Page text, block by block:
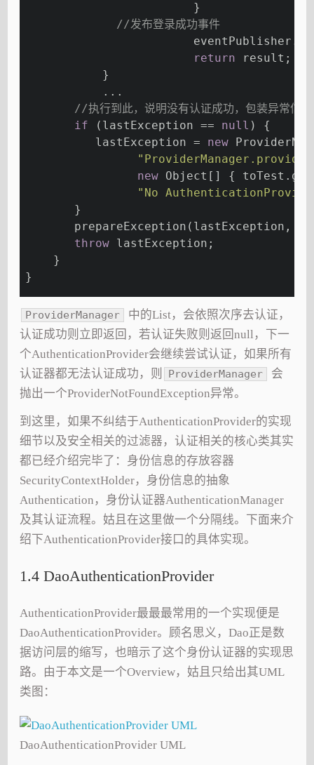
			}
//发布登录成功事件
return result;
	   }
	   ...
//执行到此，说明没有认证成功，包装异常信息
if (lastException == null ) {
          lastException =
new
new Object[] {
"No
       }
prepareException(lastException,
throw lastException;
    }
}
ProviderManager
中的List，会依照次序去认证，
认证成功则立即返回，若认证失败则返回null，下一
个AuthenticationProvider会继续尝试认证，如果所有
认证器都无法认证成功，则
ProviderManager
会
抛出一个ProviderNotFoundException异常。
到这里，如果不纠结于AuthenticationProvider的实现
细节以及安全相关的过滤器，认证相关的核心类其实
都已经介绍完毕了：身份信息的存放容器
SecurityContextHolder，身份信息的抽象
Authentication，身份认证器AuthenticationManager
及其认证流程。姑且在这里做一个分隔线。下面来介
绍下AuthenticationProvider接口的具体实现。
1.4 DaoAuthenticationProvider
AuthenticationProvider最最最常用的一个实现便是
DaoAuthenticationProvider。顾名思义，Dao正是数
据访问层的缩写，也暗示了这个身份认证器的实现思
路。由于本文是一个Overview，姑且只给出其UML
类图：
DaoAuthenticationProvider UML